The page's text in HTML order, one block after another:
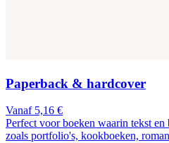
Paperback & hardcover
Vanaf 5,16 €
Perfect voor boeken waarin tekst
zoals portfolio's, kookboeken,